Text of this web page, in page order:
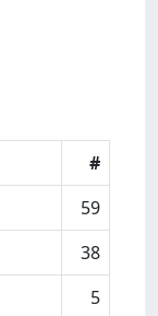
#
59
38
5